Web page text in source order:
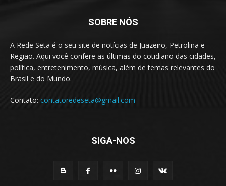
SOBRE NÓS
A Rede Seta é o seu site de notícias de Juazeiro, Petrolina e
Região. Aqui você confere as últimas do cotidiano das cidades,
política, entretenimento, música, além de temas relevantes do
Brasil e do Mundo.
Contato: contatoredeseta@gmail.com
SIGA-NOS